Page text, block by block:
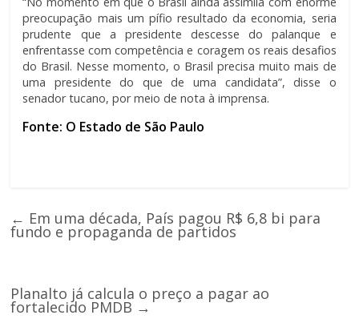
preocupação mais um pífio resultado da economia, seria
prudente que a presidente descesse do palanque e
enfrentasse com competência e coragem os reais desafios
do Brasil. Nesse momento, o Brasil precisa muito mais de
uma presidente do que de uma candidata”, disse o
senador tucano, por meio de nota à imprensa.
Fonte: O Estado de São Paulo
← Em uma década, País pagou R$ 6,8 bi para
fundo e propaganda de partidos
Planalto já calcula o preço a pagar ao
fortalecido PMDB →